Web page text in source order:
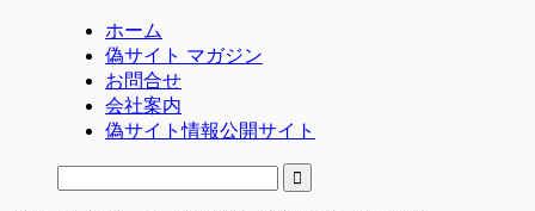
ホーム
偽サイト マガジン
お問合せ
会社案内
偽サイト情報公開サイト